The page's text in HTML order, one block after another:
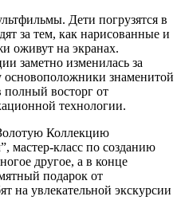
Дети погрузятся в
за тем, как нарисованные и
оживут на экранах.
заметно изменилась за
основоположники знаменитой
восторг от
технологии.
Коллекцию
мастер-класс по созданию
другое, а в конце
подарок от
на увлекательной экскурсии